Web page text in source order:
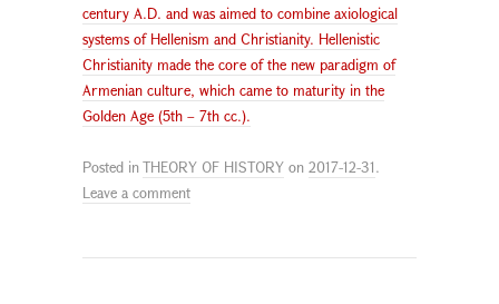
century A.D. and was aimed to combine axiological
systems of Hellenism and Christianity. Hellenistic
Christianity made the core of the new paradigm of
Armenian culture, which came to maturity in the
Golden Age (5th – 7th cc.).
Posted inTHEORY OF HISTORY on 2017-12-31.
Leave a comment